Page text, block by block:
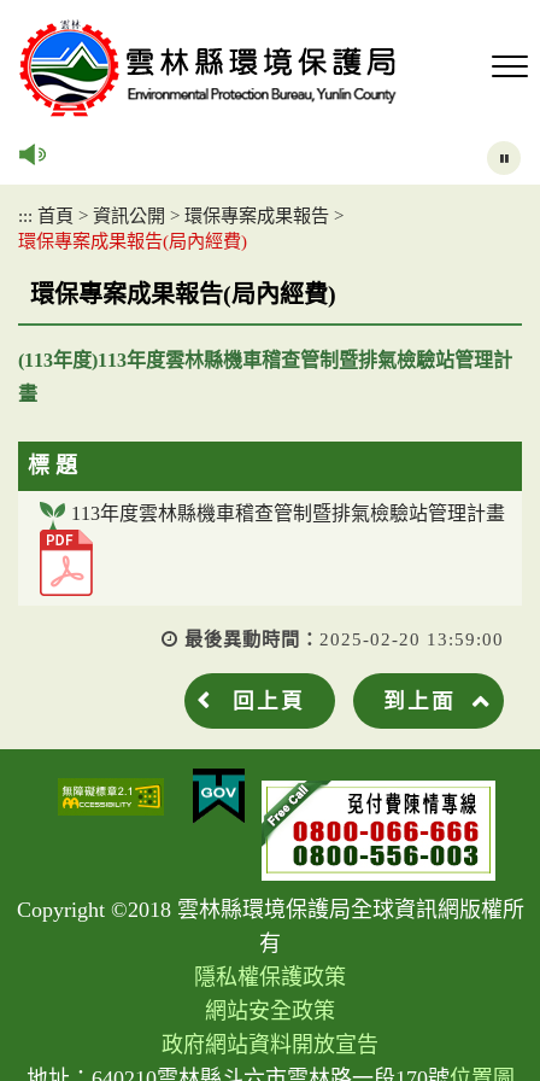
::: 首頁 > 資訊公開 > 環保專案成果報告 >
環保專案成果報告(局內經費)
環保專案成果報告(局內經費)
(113年度)113年度雲林縣機車稽查管制暨排氣檢驗站管理計
畫
標 題
113年度雲林縣機車稽查管制暨排氣檢驗站管理計畫
最後異動時間： 2025-02-20 13:59:00
回上頁 到上面
Copyright ©2018 雲林縣環境保護局全球資訊網版權所
有
隱私權保護政策
網站安全政策
政府網站資料開放宣告